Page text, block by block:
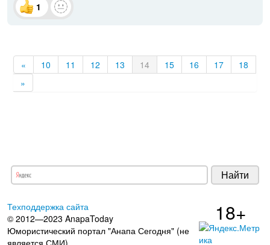
1
« 10 11 12 13 14 15 16 17
18
»
Техподдержка сайта
© 2012—2023 AnapaToday
Юмористический портал "Анапа Сегодня" (не
является СМИ)
18+